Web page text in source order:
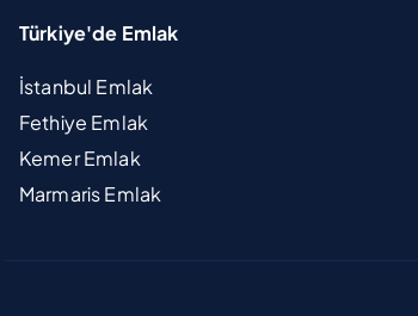
Türkiye'de Emlak
İstanbul Emlak
Fethiye Emlak
Kemer Emlak
Marmaris Emlak